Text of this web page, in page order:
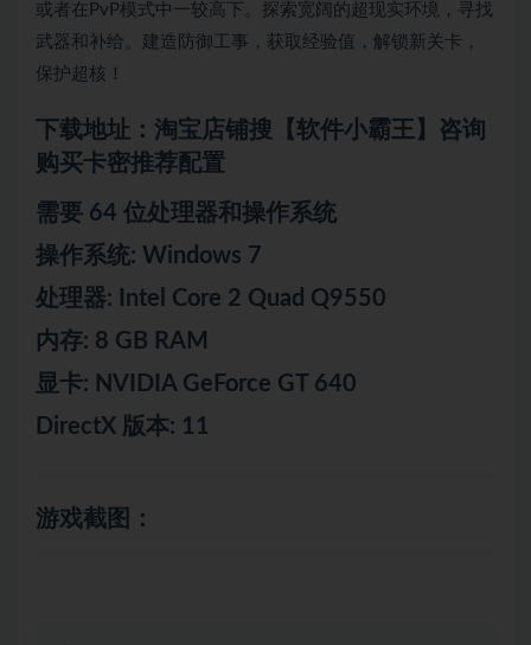
或者在PvP模式中一较高下。探索宽阔的超现实环境，寻找
武器和补给。建造防御工事，获取经验值，解锁新关卡，
保护超核！
下载地址：淘宝店铺搜【软件小霸王】咨询
购买卡密推荐配置
需要 64 位处理器和操作系统
操作系统: Windows 7
处理器: Intel Core 2 Quad Q9550
内存: 8 GB RAM
显卡: NVIDIA GeForce GT 640
DirectX 版本: 11
游戏截图：